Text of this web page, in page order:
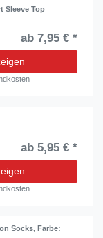
Sleeve Top
ab 7,95 € *
ab 5,95 € *
Socks, Farbe: